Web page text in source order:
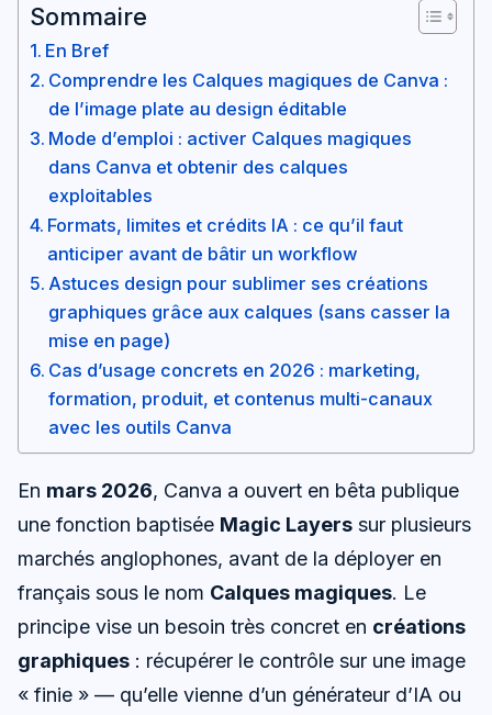
Sommaire
En Bref
Comprendre les Calques magiques de Canva :
de l’image plate au design éditable
Mode d’emploi : activer Calques magiques
dans Canva et obtenir des calques
exploitables
Formats, limites et crédits IA : ce qu’il faut
anticiper avant de bâtir un workflow
Astuces design pour sublimer ses créations
graphiques grâce aux calques (sans casser la
mise en page)
Cas d’usage concrets en 2026 : marketing,
formation, produit, et contenus multi-canaux
avec les outils Canva
En mars 2026, Canva a ouvert en bêta publique
une fonction baptisée Magic Layers sur plusieurs
marchés anglophones, avant de la déployer en
français sous le nom Calques magiques. Le
principe vise un besoin très concret en créations
graphiques : récupérer le contrôle sur une image
« finie » — qu’elle vienne d’un générateur d’IA ou